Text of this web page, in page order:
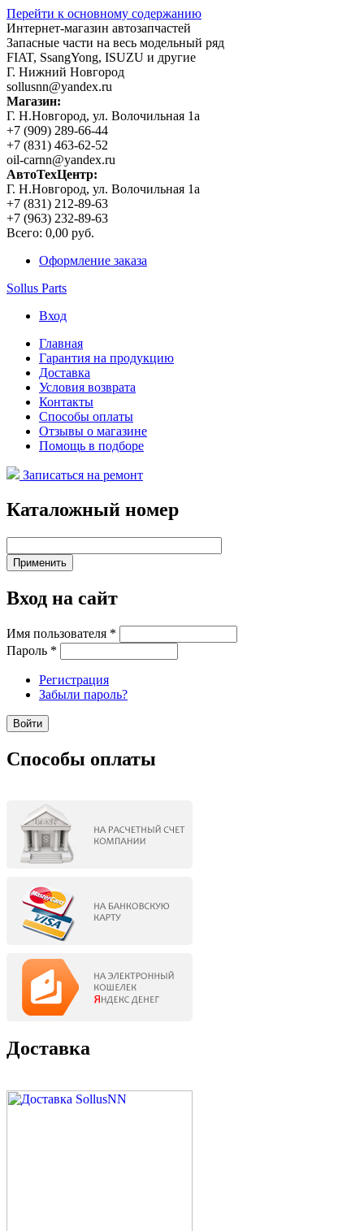
Перейти к основному содержанию
Интернет-магазин автозапчастей
Запасные части на весь модельный ряд
FIAT, SsangYong, ISUZU и другие
Г. Нижний Новгород
sollusnn@yandex.ru
Магазин:
Г. Н.Новгород, ул. Волочильная 1а
+7 (909) 289-66-44
+7 (831) 463-62-52
oil-carnn@yandex.ru
АвтоТехЦентр:
Г. Н.Новгород, ул. Волочильная 1а
+7 (831) 212-89-63
+7 (963) 232-89-63
Всего: 0,00 руб.
Оформление заказа
Sollus Parts
Вход
Главная
Гарантия на продукцию
Доставка
Условия возврата
Контакты
Способы оплаты
Отзывы о магазине
Помощь в подборе
Записаться на ремонт
Каталожный номер
Вход на сайт
Имя пользователя *
Пароль *
Регистрация
Забыли пароль?
Способы оплаты
Доставка